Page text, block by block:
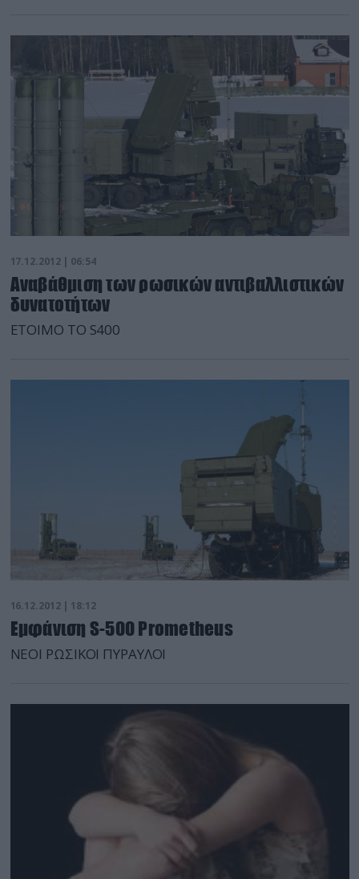
Μπαλασόρ στην ανατολική πολιτεία Ορίσα. Ο Prithvi
ανήκει στην κατηγορία των βαλλιστικών πυραύλων,
ικανών να μεταφέρουν μια πυρηνική κεφαλή. Το
μήκος του Prithvi-2 […]
17.12.2012 | 06:54
Αναβάθμιση των ρωσικών αντιβαλλιστικών
δυνατοτήτων
ΕΤΟΙΜΟ ΤΟ S400
16.12.2012 | 18:12
Εμφάνιση S-500 Prometheus
ΝΕΟΙ ΡΩΣΙΚΟΙ ΠΥΡΑΥΛΟΙ